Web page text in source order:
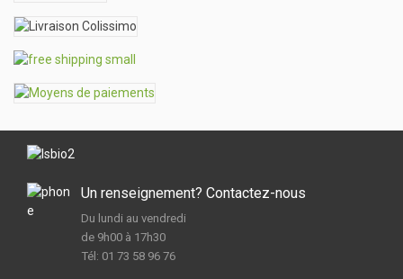
Un renseignement? Contactez-nous
Du lundi au vendredi
de 9h00 à 17h30
Tél: 01 73 58 96 76